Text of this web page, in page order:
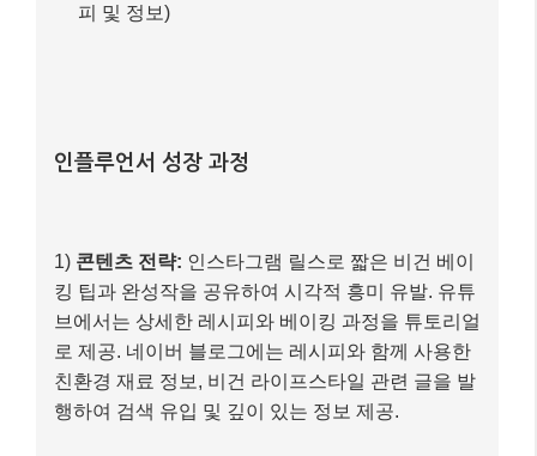
피 및 정보)
인플루언서 성장 과정
1) 콘텐츠 전략: 인스타그램 릴스로 짧은 비건 베이
킹 팁과 완성작을 공유하여 시각적 흥미 유발. 유튜
브에서는 상세한 레시피와 베이킹 과정을 튜토리얼
로 제공. 네이버 블로그에는 레시피와 함께 사용한
친환경 재료 정보, 비건 라이프스타일 관련 글을 발
행하여 검색 유입 및 깊이 있는 정보 제공.